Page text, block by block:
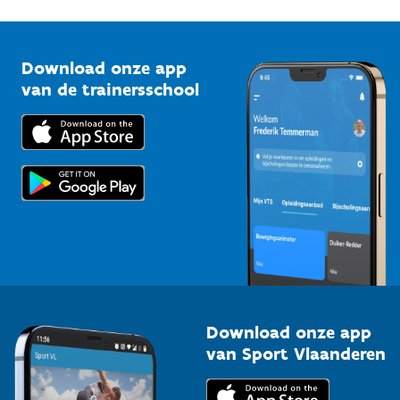
Bedrijven
Trainers en begeleiders
Topsporters
Vlaamse Trainersschool
Kennisplatform
Downloads
Voor de pers
Download onze app
van de trainersschool
Download onze app
van Sport Vlaanderen